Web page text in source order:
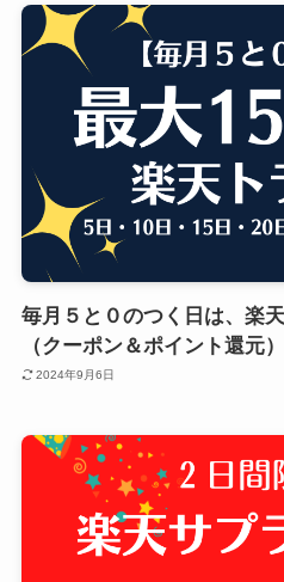
毎月５と０のつく日は、楽
（クーポン＆ポイント還元
2024年9月6日